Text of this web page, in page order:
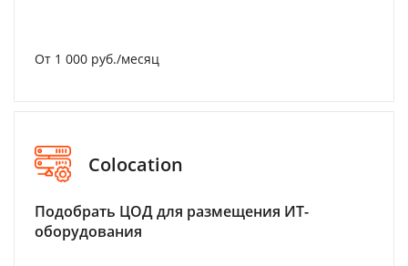
От 1 000 руб./месяц
Colocation
Подобрать ЦОД для размещения ИТ-
оборудования